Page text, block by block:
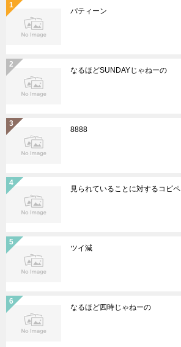
パティーン
なるほどSUNDAYじゃねーの
8888
見られていることに対するコピペ
ツイ減
なるほど四時じゃねーの